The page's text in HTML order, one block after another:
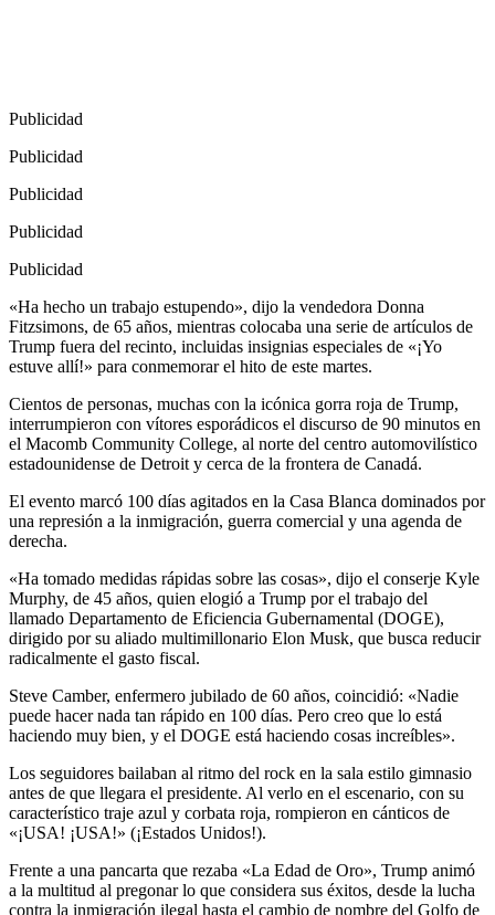
Publicidad
Publicidad
Publicidad
Publicidad
Publicidad
«Ha hecho un trabajo estupendo», dijo la vendedora Donna
Fitzsimons, de 65 años, mientras colocaba una serie de artículos de
Trump fuera del recinto, incluidas insignias especiales de «¡Yo
estuve allí!» para conmemorar el hito de este martes.
Cientos de personas, muchas con la icónica gorra roja de Trump,
interrumpieron con vítores esporádicos el discurso de 90 minutos en
el Macomb Community College, al norte del centro automovilístico
estadounidense de Detroit y cerca de la frontera de Canadá.
El evento marcó 100 días agitados en la Casa Blanca dominados por
una represión a la inmigración, guerra comercial y una agenda de
derecha.
«Ha tomado medidas rápidas sobre las cosas», dijo el conserje Kyle
Murphy, de 45 años, quien elogió a Trump por el trabajo del
llamado Departamento de Eficiencia Gubernamental (DOGE),
dirigido por su aliado multimillonario Elon Musk, que busca reducir
radicalmente el gasto fiscal.
Steve Camber, enfermero jubilado de 60 años, coincidió: «Nadie
puede hacer nada tan rápido en 100 días. Pero creo que lo está
haciendo muy bien, y el DOGE está haciendo cosas increíbles».
Los seguidores bailaban al ritmo del rock en la sala estilo gimnasio
antes de que llegara el presidente. Al verlo en el escenario, con su
característico traje azul y corbata roja, rompieron en cánticos de
«¡USA! ¡USA!» (¡Estados Unidos!).
Frente a una pancarta que rezaba «La Edad de Oro», Trump animó
a la multitud al pregonar lo que considera sus éxitos, desde la lucha
contra la inmigración ilegal hasta el cambio de nombre del Golfo de